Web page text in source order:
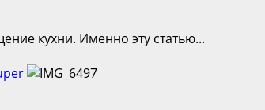
кухни. Именно эту статью...